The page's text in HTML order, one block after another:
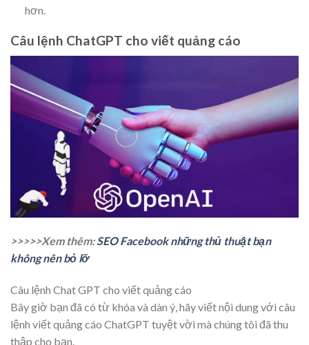
hơn.
Câu lệnh ChatGPT cho viết quảng cáo
>>>>>Xem thêm:SEO Facebook những thủ thuật bạn
không nên bỏ lỡ
Câu lệnh Chat GPT cho viết quảng cáo
Bây giờ bạn đã có từ khóa và dàn ý, hãy viết nội dung với câu
lệnh viết quảng cáo ChatGPT tuyệt vời mà chúng tôi đã thu
thập cho bạn.